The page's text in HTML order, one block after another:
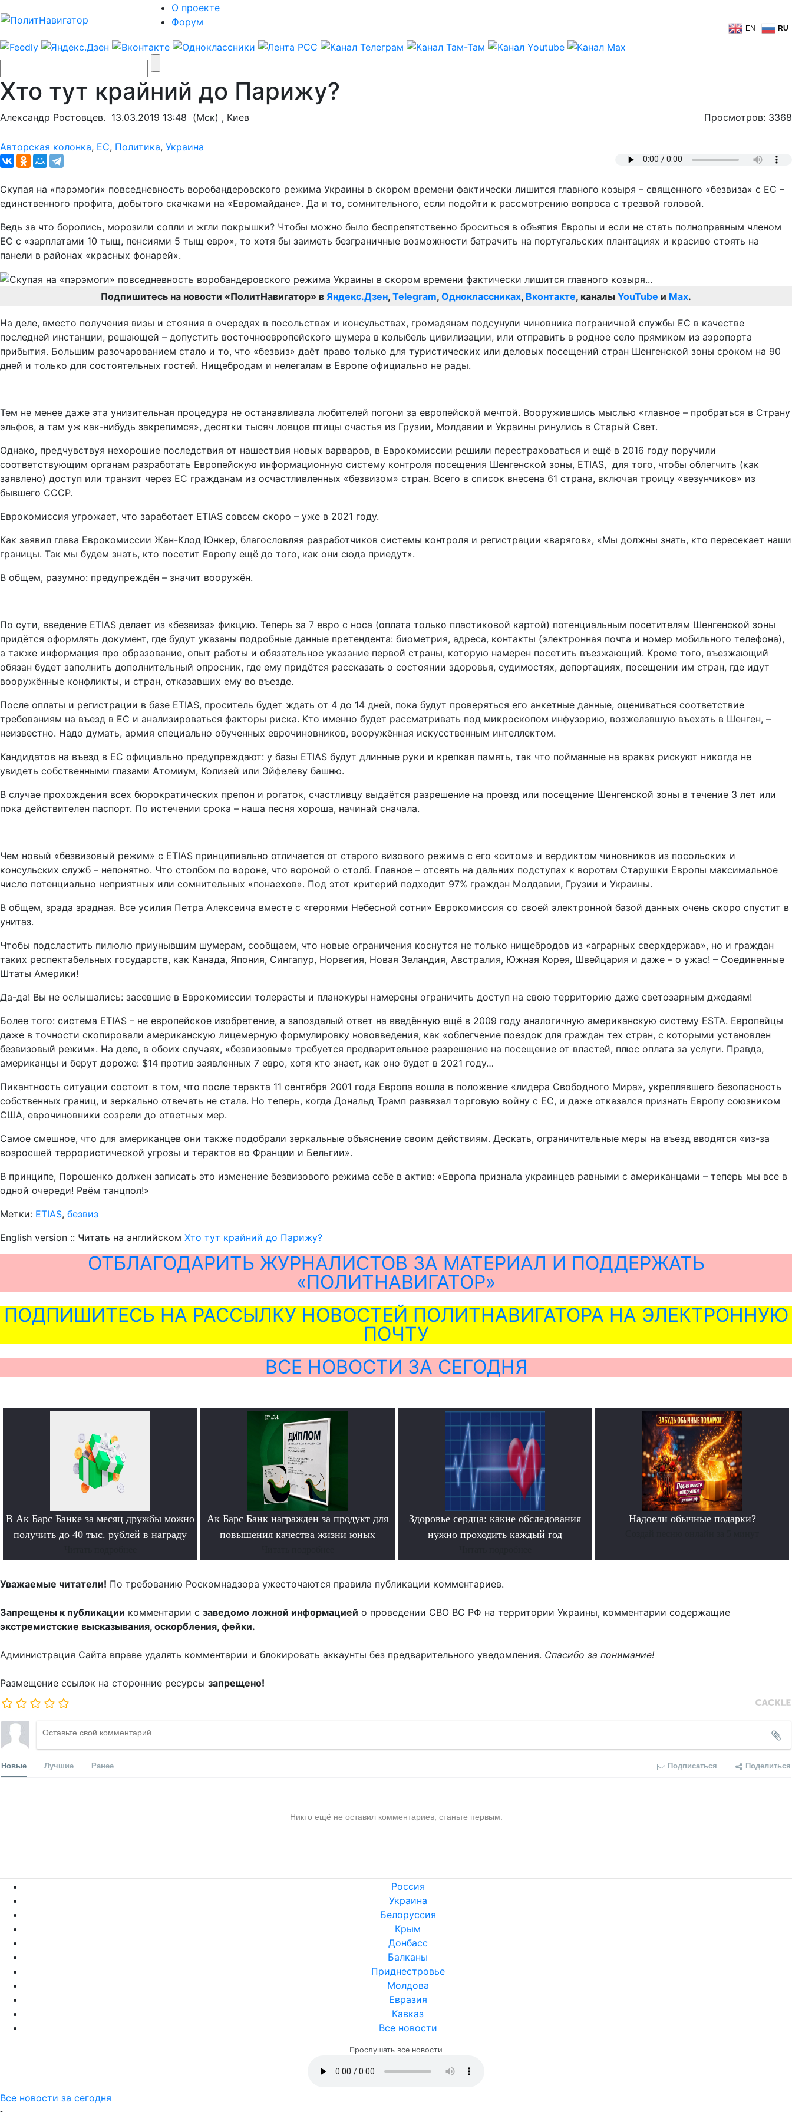
О проекте
Форум
EN RU
Хто тут крайний до Парижу?
Александр Ростовцев. 13.03.2019 13:48 (Мск) , Киев Просмотров: 3368
Авторская колонка, ЕС, Политика, Украина
Скупая на «пэрэмоги» повседневность воробандеровского режима Украины в скором времени фактически лишится главного козыря – священного «безвиза» с ЕС –
единственного профита, добытого скачками на «Евромайдане». Да и то, сомнительного, если подойти к рассмотрению вопроса с трезвой головой.
Ведь за что боролись, морозили сопли и жгли покрышки? Чтобы можно было беспрепятственно броситься в объятия Европы и если не стать полноправным членом
ЕС с «зарплатами 10 тыщ, пенсиями 5 тыщ евро», то хотя бы заиметь безграничные возможности батрачить на португальских плантациях и красиво стоять на
панели в районах «красных фонарей».
Подпишитесь на новости «ПолитНавигатор» в Яндекс.Дзен, Telegram, Одноклассниках, Вконтакте, каналы YouTube и Max.
На деле, вместо получения визы и стояния в очередях в посольствах и консульствах, громадянам подсунули чиновника пограничной службы ЕС в качестве
последней инстанции, решающей – допустить восточноевропейского шумера в колыбель цивилизации, или отправить в родное село прямиком из аэропорта
прибытия. Большим разочарованием стало и то, что «безвиз» даёт право только для туристических или деловых посещений стран Шенгенской зоны сроком на 90
дней и только для состоятельных гостей. Нищебродам и нелегалам в Европе официально не рады.
Тем не менее даже эта унизительная процедура не останавливала любителей погони за европейской мечтой. Вооружившись мыслью «главное – пробраться в Страну
эльфов, а там уж как-нибудь закрепимся», десятки тысяч ловцов птицы счастья из Грузии, Молдавии и Украины ринулись в Старый Свет.
Однако, предчувствуя нехорошие последствия от нашествия новых варваров, в Еврокомиссии решили перестраховаться и ещё в 2016 году поручили
соответствующим органам разработать Европейскую информационную систему контроля посещения Шенгенской зоны, ETIAS, для того, чтобы облегчить (как
заявлено) доступ или транзит через ЕС гражданам из осчастливленных «безвизом» стран. Всего в список внесена 61 страна, включая троицу «везунчиков» из
бывшего СССР.
Еврокомиссия угрожает, что заработает ETIAS совсем скоро – уже в 2021 году.
Как заявил глава Еврокомиссии Жан-Клод Юнкер, благословляя разработчиков системы контроля и регистрации «варягов», «Мы должны знать, кто пересекает наши
границы. Так мы будем знать, кто посетит Европу ещё до того, как они сюда приедут».
В общем, разумно: предупреждён – значит вооружён.
По сути, введение ETIAS делает из «безвиза» фикцию. Теперь за 7 евро с носа (оплата только пластиковой картой) потенциальным посетителям Шенгенской зоны
придётся оформлять документ, где будут указаны подробные данные претендента: биометрия, адреса, контакты (электронная почта и номер мобильного телефона),
а также информация про образование, опыт работы и обязательное указание первой страны, которую намерен посетить въезжающий. Кроме того, въезжающий
обязан будет заполнить дополнительный опросник, где ему придётся рассказать о состоянии здоровья, судимостях, депортациях, посещении им стран, где идут
вооружённые конфликты, и стран, отказавших ему во въезде.
После оплаты и регистрации в базе ETIAS, проситель будет ждать от 4 до 14 дней, пока будут проверяться его анкетные данные, оцениваться соответствие
требованиям на въезд в ЕС и анализироваться факторы риска. Кто именно будет рассматривать под микроскопом инфузорию, возжелавшую въехать в Шенген, –
неизвестно. Надо думать, армия специально обученных еврочиновников, вооружённая искусственным интеллектом.
Кандидатов на въезд в ЕС официально предупреждают: у базы ETIAS будут длинные руки и крепкая память, так что пойманные на враках рискуют никогда не
увидеть собственными глазами Атомиум, Колизей или Эйфелеву башню.
В случае прохождения всех бюрократических препон и рогаток, счастливцу выдаётся разрешение на проезд или посещение Шенгенской зоны в течение 3 лет или
пока действителен паспорт. По истечении срока – наша песня хороша, начинай сначала.
Чем новый «безвизовый режим» с ETIAS принципиально отличается от старого визового режима с его «ситом» и вердиктом чиновников из посольских и
консульских служб – непонятно. Что столбом по вороне, что вороной о столб. Главное – отсеять на дальних подступах к воротам Старушки Европы максимальное
число потенциально неприятных или сомнительных «понаехов». Под этот критерий подходит 97% граждан Молдавии, Грузии и Украины.
В общем, зрада зрадная. Все усилия Петра Алексеича вместе с «героями Небесной сотни» Еврокомиссия со своей электронной базой данных очень скоро спустит в
унитаз.
Чтобы подсластить пилюлю приунывшим шумерам, сообщаем, что новые ограничения коснутся не только нищебродов из «аграрных сверхдержав», но и граждан
таких респектабельных государств, как Канада, Япония, Сингапур, Норвегия, Новая Зеландия, Австралия, Южная Корея, Швейцария и даже – о ужас! – Соединенные
Штаты Америки!
Да-да! Вы не ослышались: засевшие в Еврокомиссии толерасты и планокуры намерены ограничить доступ на свою территорию даже светозарным джедаям!
Более того: система ETIAS – не европейское изобретение, а запоздалый ответ на введённую ещё в 2009 году аналогичную американскую систему ESTA. Европейцы
даже в точности скопировали американскую лицемерную формулировку нововведения, как «облегчение поездок для граждан тех стран, с которыми установлен
безвизовый режим». На деле, в обоих случаях, «безвизовым» требуется предварительное разрешение на посещение от властей, плюс оплата за услуги. Правда,
американцы и берут дороже: $14 против заявленных 7 евро, хотя кто знает, как оно будет в 2021 году…
Пикантность ситуации состоит в том, что после теракта 11 сентября 2001 года Европа вошла в положение «лидера Свободного Мира», укреплявшего безопасность
собственных границ, и зеркально отвечать не стала. Но теперь, когда Дональд Трамп развязал торговую войну с ЕС, и даже отказался признать Европу союзником
США, еврочиновники созрели до ответных мер.
Самое смешное, что для американцев они также подобрали зеркальные объяснение своим действиям. Дескать, ограничительные меры на въезд вводятся «из-за
возросшей террористической угрозы и терактов во Франции и Бельгии».
В принципе, Порошенко должен записать это изменение безвизового режима себе в актив: «Европа признала украинцев равными с американцами – теперь мы все в
одной очереди! Рвём танцпол!»
Метки: ETIAS, безвиз
English version :: Читать на английском Хто тут крайний до Парижу?
ОТБЛАГОДАРИТЬ ЖУРНАЛИСТОВ ЗА МАТЕРИАЛ И ПОДДЕРЖАТЬ
«ПОЛИТНАВИГАТОР»
ПОДПИШИТЕСЬ НА РАССЫЛКУ НОВОСТЕЙ ПОЛИТНАВИГАТОРА НА ЭЛЕКТРОННУЮ
ПОЧТУ
ВСЕ НОВОСТИ ЗА СЕГОДНЯ
В Ак Барс Банке за месяц дружбы можно
получить до 40 тыс. рублей в награду
Ак Барс Банк награжден за продукт для
повышения качества жизни юных
Здоровье сердца: какие обследования
нужно проходить каждый год
Надоели обычные подарки?
Уважаемые читатели! По требованию Роскомнадзора ужесточаются правила публикации комментариев.
Запрещены к публикации комментарии с заведомо ложной информацией о проведении СВО ВС РФ на территории Украины, комментарии содержащие
экстремистские высказывания, оскорбления, фейки.
Администрация Сайта вправе удалять комментарии и блокировать аккаунты без предварительного уведомления. Спасибо за понимание!
Размещение ссылок на сторонние ресурсы запрещено!
Новые Лучшие Ранее Подписаться Поделиться
Никто ещё не оставил комментариев, станьте первым.
Россия
Украина
Белоруссия
Крым
Донбасс
Балканы
Приднестровье
Молдова
Евразия
Кавказ
Все новости
Прослушать все новости
Все новости за сегодня